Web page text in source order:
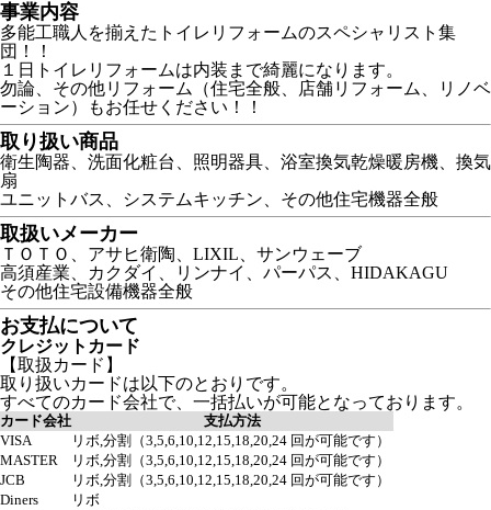
事業内容
多能工職人を揃えたトイレリフォームのスペシャリスト集
団！！
１日トイレリフォームは内装まで綺麗になります。
勿論、その他リフォーム（住宅全般、店舗リフォーム、リノベ
ーション）もお任せください！！
取り扱い商品
衛生陶器、洗面化粧台、照明器具、浴室換気乾燥暖房機、換気
扇
ユニットバス、システムキッチン、その他住宅機器全般
取扱いメーカー
ＴＯＴＯ、アサヒ衛陶、LIXIL、サンウェーブ
高須産業、カクダイ、リンナイ、パーパス、HIDAKAGU
その他住宅設備機器全般
お支払について
クレジットカード
【取扱カード】
取り扱いカードは以下のとおりです。
すべてのカード会社で、一括払いが可能となっております。
カード会社
支払方法
VISA
リボ,分割（3,5,6,10,12,15,18,20,24 回が可能です）
MASTER
リボ,分割（3,5,6,10,12,15,18,20,24 回が可能です）
JCB
リボ,分割（3,5,6,10,12,15,18,20,24 回が可能です）
Diners
リボ